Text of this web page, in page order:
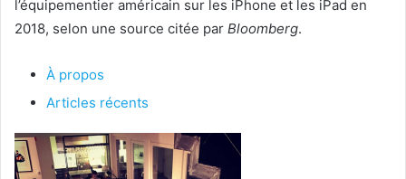
l’équipementier américain sur les iPhone et les iPad en
2018, selon une source citée par Bloomberg.
À propos
Articles récents